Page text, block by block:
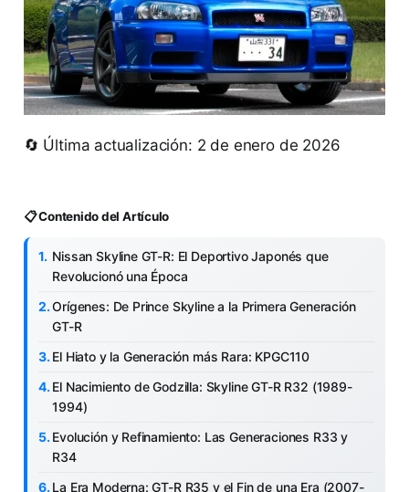
🔄 Última actualización: 2 de enero de 2026
📋 Contenido del Artículo
Nissan Skyline GT-R: El Deportivo Japonés que
Revolucionó una Época
Orígenes: De Prince Skyline a la Primera Generación
GT-R
El Hiato y la Generación más Rara: KPGC110
El Nacimiento de Godzilla: Skyline GT-R R32 (1989-
1994)
Evolución y Refinamiento: Las Generaciones R33 y
R34
La Era Moderna: GT-R R35 y el Fin de una Era (2007-